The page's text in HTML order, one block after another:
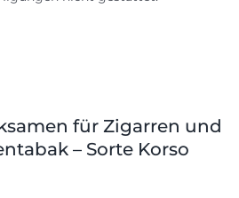
für Zigarren und
– Sorte Korso